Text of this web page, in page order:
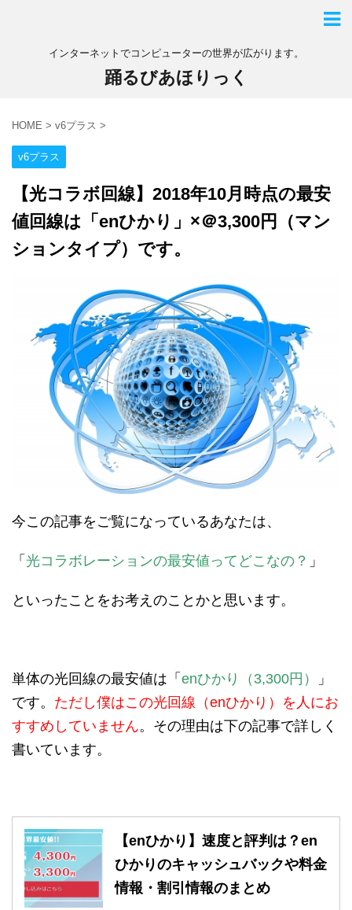
インターネットでコンピューターの世界が広がります。
踊るびあほりっく
HOME > v6プラス >
v6プラス
【光コラボ回線】2018年10月時点の最安
値回線は「enひかり」×＠3,300円（マン
ションタイプ）です。
今この記事をご覧になっているあなたは、
「 光コラボレーションの最安値ってどこなの？ 」
といったことをお考えのことかと思います。
単体の光回線の最安値は「 enひかり（3,300円）
」
です。 ただし僕はこの光回線（enひかり）を人にお
すすめしていません。その理由は下の記事で詳しく
書いています。
【enひかり】速度と評判は？en
ひかりのキャッシュバックや料金
情報・割引情報のまとめ